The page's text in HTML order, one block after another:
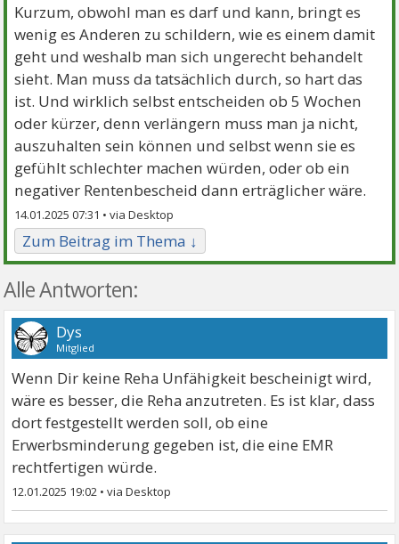
Kurzum, obwohl man es darf und kann, bringt es
wenig es Anderen zu schildern, wie es einem damit
geht und weshalb man sich ungerecht behandelt
sieht. Man muss da tatsächlich durch, so hart das
ist. Und wirklich selbst entscheiden ob 5 Wochen
oder kürzer, denn verlängern muss man ja nicht,
auszuhalten sein können und selbst wenn sie es
gefühlt schlechter machen würden, oder ob ein
negativer Rentenbescheid dann erträglicher wäre.
14.01.2025 07:31 •
Zum Beitrag im Thema ↓
Alle Antworten:
Dys
Mitglied
Wenn Dir keine Reha Unfähigkeit bescheinigt wird,
wäre es besser, die Reha anzutreten. Es ist klar, dass
dort festgestellt werden soll, ob eine
Erwerbsminderung gegeben ist, die eine EMR
rechtfertigen würde.
12.01.2025 19:02 •